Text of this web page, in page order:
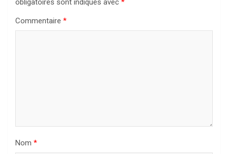
obligatoires sont indiqués avec *
Commentaire *
Nom *